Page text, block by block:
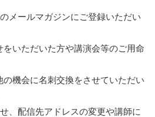
メールマガジンにご登録いただい
いただいた方や講演会等のご用命
機会に名刺交換をさせていただい
、配信先アドレスの変更や講師に